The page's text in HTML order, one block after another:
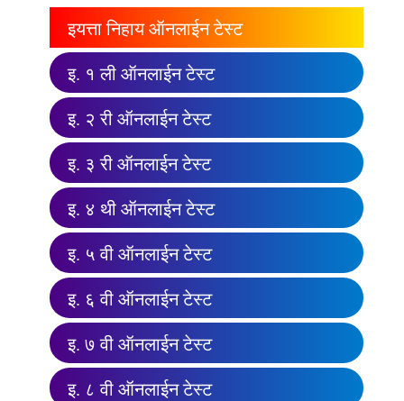
इयत्ता निहाय ऑनलाईन टेस्ट
इ. १ ली ऑनलाईन टेस्ट
इ. २ री ऑनलाईन टेस्ट
इ. ३ री ऑनलाईन टेस्ट
इ. ४ थी ऑनलाईन टेस्ट
इ. ५ वी ऑनलाईन टेस्ट
इ. ६ वी ऑनलाईन टेस्ट
इ. ७ वी ऑनलाईन टेस्ट
इ. ८ वी ऑनलाईन टेस्ट